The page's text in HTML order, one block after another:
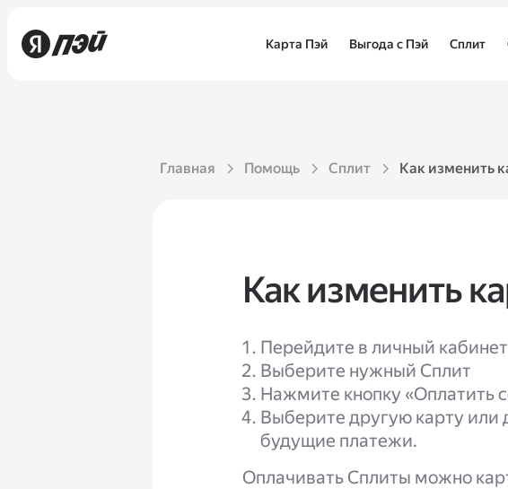
Карта Пэй Выгода с Пэй Сплит
Главная Помощь Сплит Как изменить
Как изменить
Перейдите в личный кабинет
Выберите нужный Сплит
Нажмите кнопку «Оплатить
Выберите другую карту или
будущие платежи.
Оплачивать Сплиты можно